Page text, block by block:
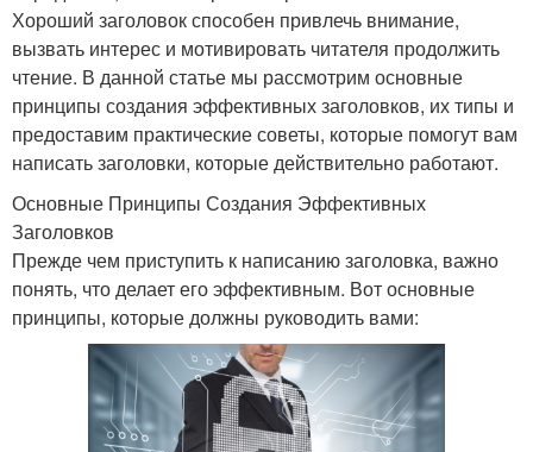
Хороший заголовок способен привлечь внимание,
вызвать интерес и мотивировать читателя продолжить
чтение. В данной статье мы рассмотрим основные
принципы создания эффективных заголовков, их типы и
предоставим практические советы, которые помогут вам
написать заголовки, которые действительно работают.
Основные Принципы Создания Эффективных
Заголовков
Прежде чем приступить к написанию заголовка, важно
понять, что делает его эффективным. Вот основные
принципы, которые должны руководить вами: